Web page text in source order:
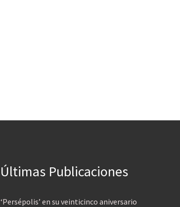
Últimas Publicaciones
‘Persépolis’ en su veinticinco aniversario